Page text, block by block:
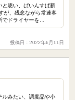
と思い、ぱいんすぱ新
が、残念ながら常連客
でドライヤーを…
投稿日：2022年6月11日
ルみたい、調度品や小